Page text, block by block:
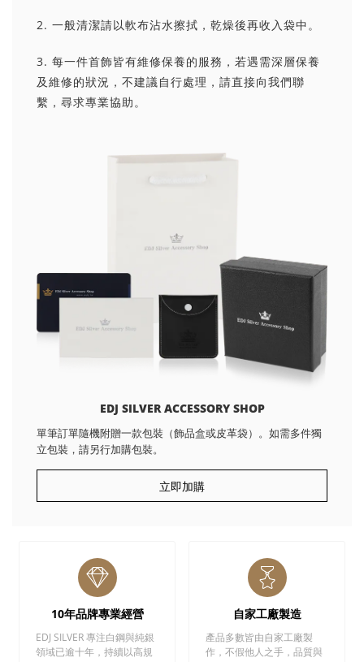
2. 一般清潔請以軟布沾水擦拭，乾燥後再收入袋中。
3. 每一件首飾皆有維修保養的服務，若遇需深層保養
及維修的狀況，不建議自行處理，請直接向我們聯
繫，尋求專業協助。
EDJ SILVER ACCESSORY SHOP
單筆訂單隨機附贈一款包裝（飾品盒或皮革袋）。如需多件獨
立包裝，請另行加購包裝。
立即加購
10年品牌專業經營
EDJ SILVER 專注白鋼與純銀
領域已逾十年，持續以高規
自家工廠製造
產品多數皆由自家工廠製
作，不假他人之手，品質與